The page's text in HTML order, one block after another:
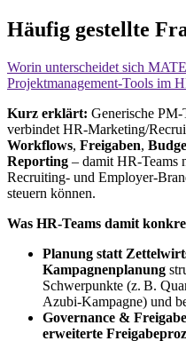
Häufig gestellte
Worin unterscheidet sich
Projektmanagement‑Tools im
Kurz erklärt: Generische
verbindet HR-Marketing/
Workflows, Freigaben,
Reporting – damit HR-Teams
Recruiting- und Employer-
steuern können.
Was HR-Teams damit
Planung statt
Kampagnenplanung
Schwerpunkte (z. B.
Azubi-Kampagne) und
Governance &
erweiterte